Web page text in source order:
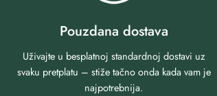
Pouzdana dostava
Uživajte u besplatnoj standardnoj dostavi uz
svaku pretplatu – stiže tačno onda kada vam je
najpotrebnija.